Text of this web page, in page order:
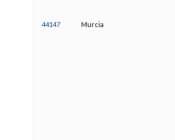
44147 Murcia